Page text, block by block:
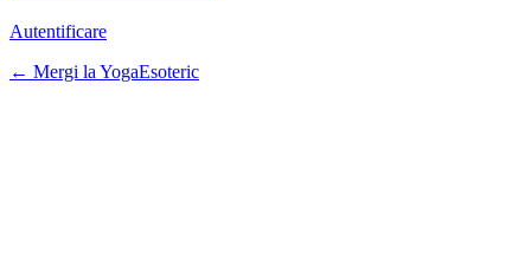
Autentificare
← Mergi la YogaEsoteric